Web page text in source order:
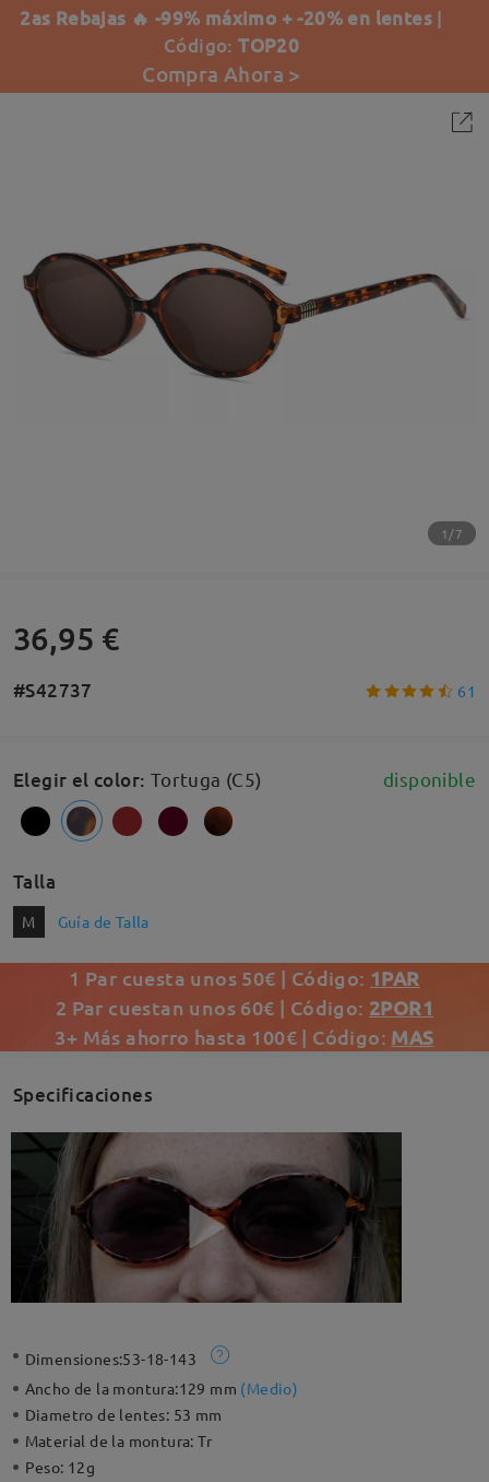
2as Rebajas 🔥 -99% máximo + -20% en lentes |
Código:TOP20
Compra Ahora >
1/7
36,95 €
#S42737 61
Elegir el color: Tortuga (C5) disponible
Talla
M Guía de Talla
1 Par cuesta unos 50€ | Código: 1PAR
2 Par cuestan unos 60€ | Código: 2POR1
3+ Más ahorro hasta 100€ | Código: MAS
Specificaciones
Dimensiones:53-18-143
Ancho de la montura:129 mm (Medio)
Diametro de lentes: 53 mm
Material de la montura:Tr
Peso: 12g